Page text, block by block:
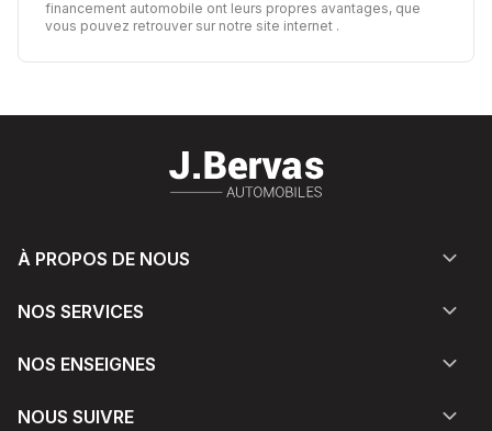
financement automobile ont leurs propres avantages, que
vous pouvez retrouver sur notre site internet .
À PROPOS DE NOUS
NOS SERVICES
NOS ENSEIGNES
NOUS SUIVRE